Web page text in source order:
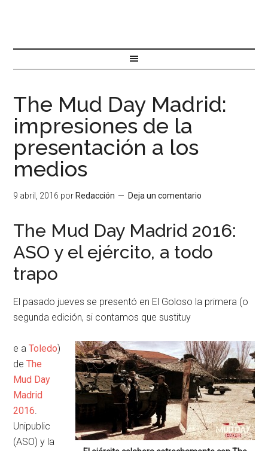
The Mud Day Madrid:
impresiones de la
presentación a los
medios
9 abril, 2016 por Redacción Deja un comentario
The Mud Day Madrid 2016:
ASO y el ejército, a todo
trapo
El pasado jueves se presentó en El Goloso la primera (o
segunda edición, si contamos que sustituy
e aToledo)
deThe
Mud Day
Madrid
2016.
Unipublic
(ASO) y la